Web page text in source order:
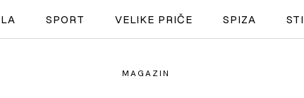
SPORT VELIKE PRIČE SPIZA
MAGAZIN